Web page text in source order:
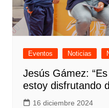
Eventos Noticias
Jesús Gámez:
estoy disfrutando
16 diciembre 2024